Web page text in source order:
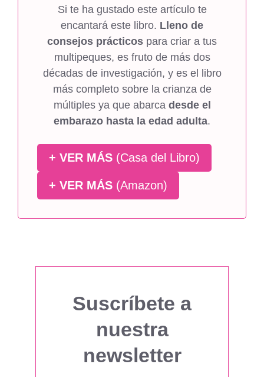
Si te ha gustado este artículo te
encantará este libro. Lleno de
consejos prácticos para criar a tus
multipeques, es fruto de más dos
décadas de investigación, y es el libro
más completo sobre la crianza de
múltiples ya que abarca desde el
embarazo hasta la edad adulta.
+ VER MÁS (Casa del Libro)
+ VER MÁS (Amazon)
Suscríbete a
nuestra
newsletter